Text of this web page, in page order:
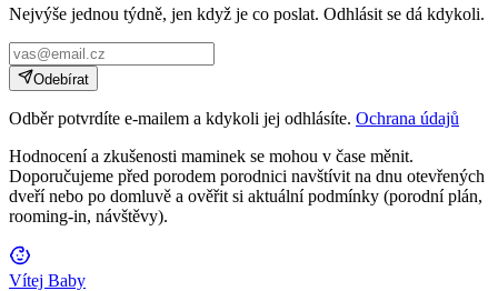
Nejvýše jednou týdně, jen když je co poslat. Odhlásit se dá kdykoli.
Odebírat
Odběr potvrdíte e-mailem a kdykoli jej odhlásíte. Ochrana údajů
Hodnocení a zkušenosti maminek se mohou v čase měnit.
Doporučujeme před porodem porodnici navštívit na dnu otevřených
dveří nebo po domluvě a ověřit si aktuální podmínky (porodní plán,
rooming-in, návštěvy).
Vítej Baby